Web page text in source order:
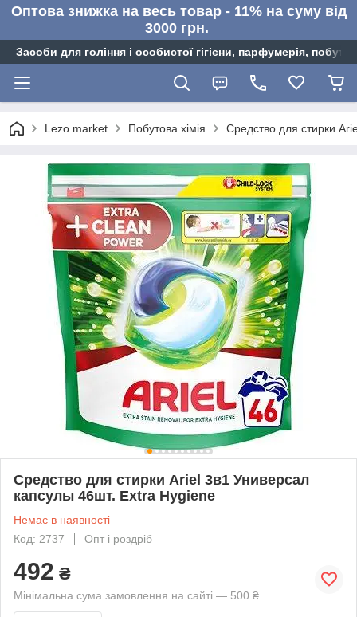
Оптова знижка на весь товар - 11% на суму від
3000 грн.
Засоби для гоління і особистої гігієни, парфумерія,
Lezo.market Побутова хімія Средство для стирки
Средство для стирки Ariel 3в1 Универсал
капсулы 46шт. Extra Hygiene
Немає в наявності
Код: 2737
Опт і роздріб
492 ₴
Мінімальна сума замовлення на сайті — 500 ₴